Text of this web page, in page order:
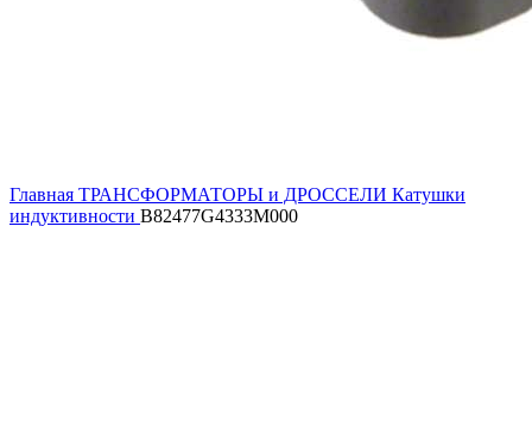
Главная ТРАНСФОРМАТОРЫ и ДРОССЕЛИ Катушки
индуктивности B82477G4333M000